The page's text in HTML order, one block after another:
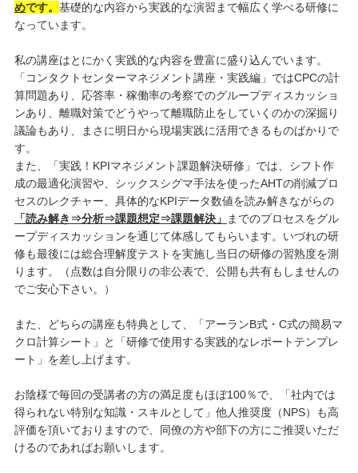
めです。 基礎的な内容から実践的な演習まで幅広く学べる研修に
なっています。
私の講座はとにかく実践的な内容を豊富に盛り込んでいます。
「コンタクトセンターマネジメント講座・実践編」ではCPCの計
算問題あり、応答率・稼働率の考察でのグループディスカッショ
ンあり、離職対策でどうやって離職防止をしていくのかの深掘り
議論もあり、まさに明日から現場実践に活用できるものばかりで
す。
また、「実践！KPIマネジメント課題解決研修」では、シフト作
成の最適化演習や、シックスシグマ手法を使ったAHTの削減プロ
セスのレクチャー、具体的なKPIデータ数値を読み解きながらの
「読み解き⇒分析⇒課題想定⇒課題解決」
までのプロセスをグル
ープディスカッションを通じて体感してもらいます。いづれの研
修も最後には総合理解度テストを実施し当日の研修の習熟度を測
ります。（点数は自分限りの非公表で、公開も共有もしませんの
でご安心下さい。）
また、どちらの講座も特典として、「アーランB式・C式の簡易マ
クロ計算シート」と「研修で使用する実践的なレポートテンプレ
ート」を差し上げます。
お陰様で毎回の受講者の方の満足度もほぼ100％で、「社内では
得られない特別な知識・スキルとして」他人推奨度（NPS）も高
評価を頂いておりますので、同僚の方や部下の方にご推奨いただ
けるのであればお願いします。